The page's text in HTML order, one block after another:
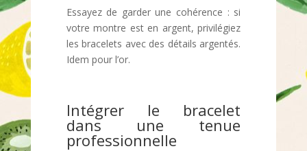
Essayez de garder une cohérence : si
votre montre est en argent, privilégiez
les bracelets avec des détails argentés.
Idem pour l’or.
Intégrer le bracelet
dans une tenue
professionnelle